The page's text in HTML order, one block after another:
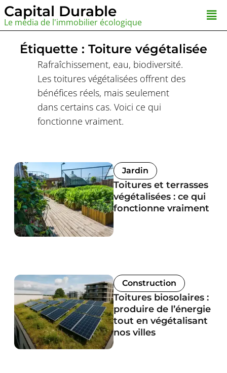
Aller
au
Capital Durable
Le média de l'immobilier écologique
Étiquette : Toiture végétalisée
Rafraîchissement, eau, biodiversité.
Les toitures végétalisées offrent des
bénéfices réels, mais seulement
dans certains cas. Voici ce qui
fonctionne vraiment.
Jardin
Toitures et terrasses
végétalisées : ce qui
fonctionne vraiment
Construction
Toitures biosolaires :
produire de l’énergie
tout en végétalisant
nos villes